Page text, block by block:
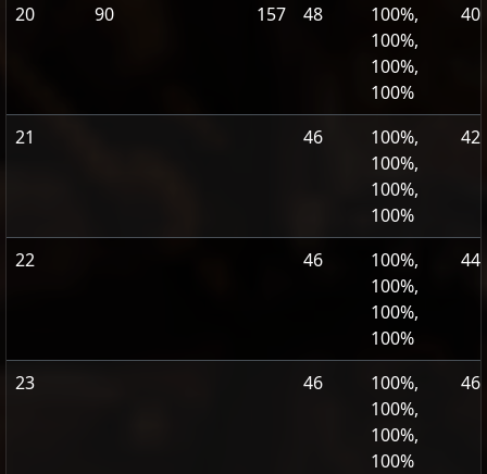
20 90 157 48
100%,
100%,
100%,
100%
40
21 46
100%,
100%,
100%,
100%
42
22 46
100%,
100%,
100%,
100%
44
23 46
100%,
100%,
100%,
100%
46